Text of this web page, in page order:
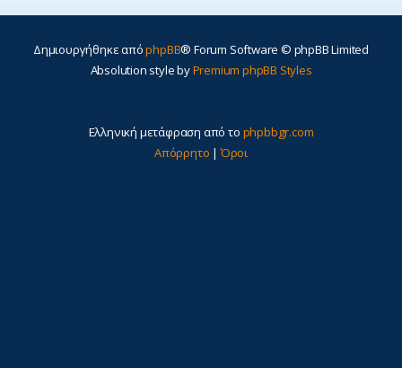
Δημιουργήθηκε απόphpBB® Forum Software © phpBB Limited
Absolution style byPremium phpBB Styles
Ελληνική μετάφραση από το phpbbgr.com
Απόρρητο |Όροι